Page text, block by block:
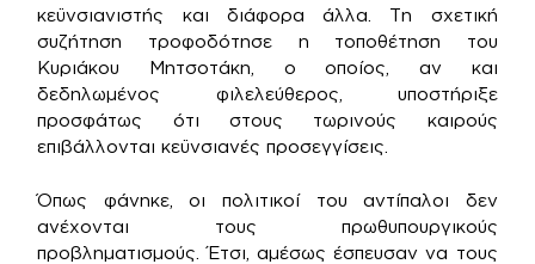
κεϋνσιανιστής και διάφορα άλλα. Τη σχετική
συζήτηση τροφοδότησε η τοποθέτηση του
Κυριάκου Μητσοτάκη, ο οποίος, αν και
δεδηλωμένος φιλελεύθερος, υποστήριξε
προσφάτως ότι στους τωρινούς καιρούς
επιβάλλονται κεϋνσιανές προσεγγίσεις.
Όπως φάνηκε, οι πολιτικοί του αντίπαλοι δεν
ανέχονται τους πρωθυπουργικούς
προβληματισμούς. Έτσι, αμέσως έσπευσαν να τους